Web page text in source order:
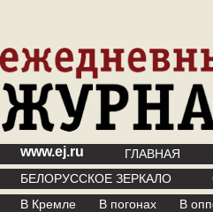
www.ej.ru ГЛАВНАЯ
БЕЛОРУССКОЕ ЗЕРКАЛО
В Кремле
В погонах В